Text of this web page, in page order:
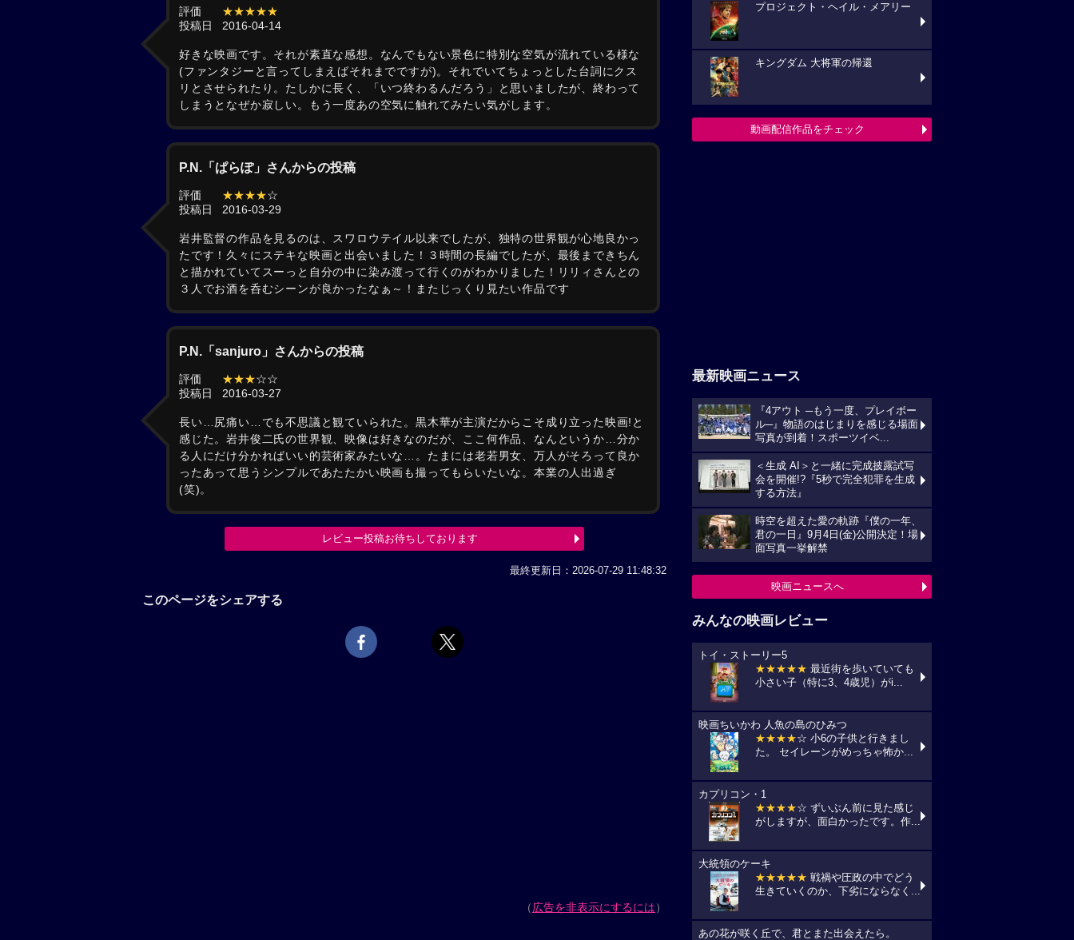
評価
★★★★★
投稿日
2016-04-14
好きな映画です。それが素直な感想。なんでもない景色に特別な空気が流れている様な
(ファンタジーと言ってしまえばそれまでですが)。それでいてちょっとした台詞にクス
リとさせられたり。たしかに長く、「いつ終わるんだろう」と思いましたが、終わって
しまうとなぜか寂しい。もう一度あの空気に触れてみたい気がします。
P.N.「ぱらぽ」さんからの投稿
評価 ★★★★☆
投稿日
2016-03-29
岩井監督の作品を見るのは、スワロウテイル以来でしたが、独特の世界観が心地良かっ
たです！久々にステキな映画と出会いました！３時間の長編でしたが、最後まできちん
と描かれていてスーっと自分の中に染み渡って行くのがわかりました！リリィさんとの
３人でお酒を呑むシーンが良かったなぁ～！またじっくり見たい作品です
P.N.「sanjuro」さんからの投稿
評価 ★★★☆☆
投稿日
2016-03-27
長い…尻痛い…でも不思議と観ていられた。黒木華が主演だからこそ成り立った映画!と
感じた。岩井俊二氏の世界観、映像は好きなのだが、ここ何作品、なんというか…分か
る人にだけ分かればいい的芸術家みたいな…。たまには老若男女、万人がそろって良か
ったあって思うシンプルであたたかい映画も撮ってもらいたいな。本業の人出過ぎ
(笑)。
レビュー投稿お待ちしております
最終更新日：2026-07-29 11:48:32
このページをシェアする
（広告を非表示にするには）
プロジェクト・ヘイル・メアリー
キングダム 大将軍の帰還
動画配信作品をチェック
最新映画ニュース
『4アウト ─もう一度、プレイボー
ル─』物語のはじまりを感じる場面
写真が到着！スポーツイベ...
＜生成 AI＞と一緒に完成披露試写
会を開催!?『5秒で完全犯罪を生成
する方法』
時空を超えた愛の軌跡『僕の一年、
君の一日』9月4日(金)公開決定！場
面写真一挙解禁
映画ニュースへ
みんなの映画レビュー
トイ・ストーリー5
★★★★★ 最近街を歩いていても
小さい子（特に3、4歳児）がi...
映画ちいかわ 人魚の島のひみつ
★★★★☆ 小6の子供と行きまし
た。 セイレーンがめっちゃ怖か...
カプリコン・1
★★★★☆ ずいぶん前に見た感じ
がしますが、面白かったです。作...
大統領のケーキ
★★★★★ 戦禍や圧政の中でどう
生きていくのか、下劣にならなく...
あの花が咲く丘で、君とまた出会えたら。